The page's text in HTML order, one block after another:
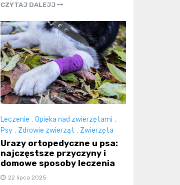
CZYTAJ DALEJJ
Leczenie ,Opieka nad zwierzętami ,
Psy , Zdrowie zwierząt , Zwierzęta
Urazy ortopedyczne u psa:
najczęstsze przyczyny i
domowe sposoby leczenia
22 lipca 2025